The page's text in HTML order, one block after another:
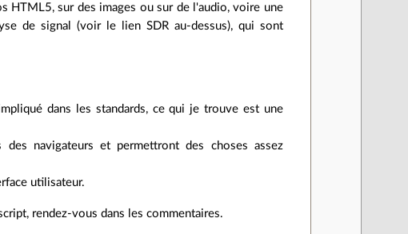
HTML5, sur des images ou sur de l'audio, voire une
de signal (voir le lien SDR au-dessus), qui sont
dans les standards, ce qui je trouve est une
navigateurs et permettront des choses assez
utilisateur.
rendez-vous dans les commentaires.